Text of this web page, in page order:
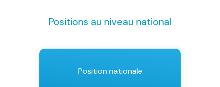
Positions au niveau national
Position nationale